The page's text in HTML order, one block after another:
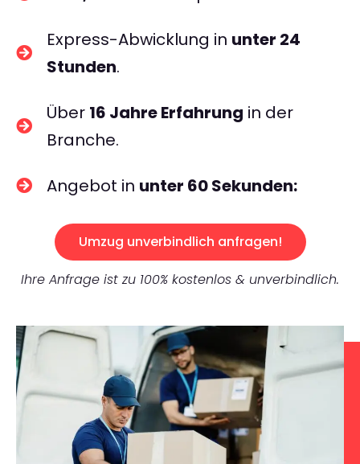
Express-Abwicklung in unter 24
Stunden.
Über 16 Jahre Erfahrung in der
Branche.
Angebot in unter 60 Sekunden:
Umzug unverbindlich anfragen!
Ihre Anfrage ist zu 100% kostenlos & unverbindlich.